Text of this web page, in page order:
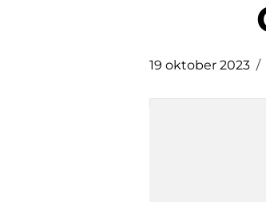
19 oktober 2023